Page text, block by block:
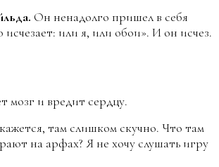
Он ненадолго пришел в себя
исчезает: или я, или обои». И он исчез.
мозг и вредит сердцу.
там слишком скучно. Что там
на арфах? Я не хочу слушать игру